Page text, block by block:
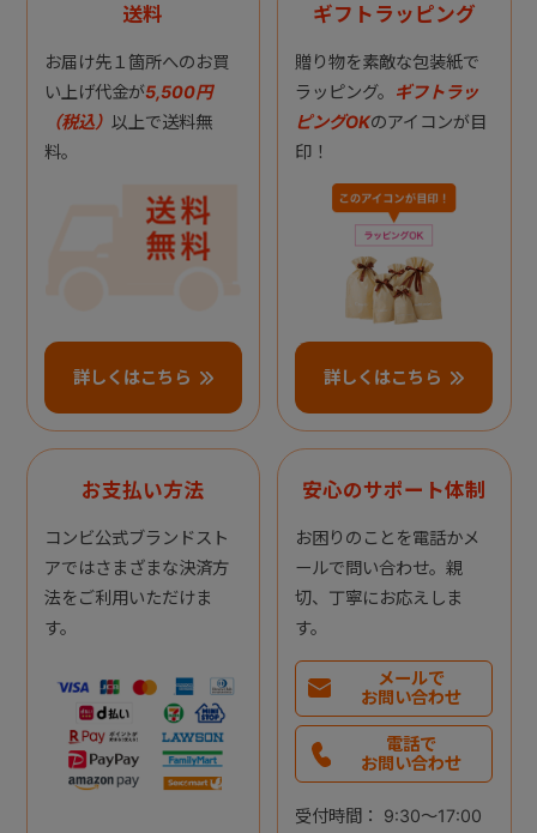
送料
お届け先１箇所へのお買
い上げ代金が5,500円
（税込） 以上で送料無
料。
詳しくはこちら
ギフトラッピング
贈り物を素敵な包装紙で
ラッピング。 ギフトラッ
ピングOKのアイコンが目
印！
詳しくはこちら
お支払い方法
コンビ公式ブランドスト
アではさまざまな決済方
法をご利用いただけま
す。
安心のサポート体制
お困りのことを電話かメ
ールで問い合わせ。親
切、丁寧にお応えしま
す。
メールで
お問い合わせ
電話で
お問い合わせ
受付時間： 9:30～17:00